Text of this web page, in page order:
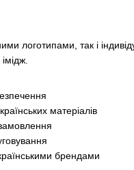
логотипами, так і
матеріалів
брендами